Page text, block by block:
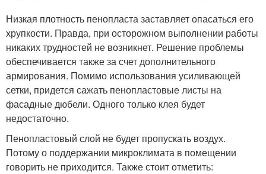
Низкая плотность пенопласта заставляет опасаться его
хрупкости. Правда, при осторожном выполнении работы
никаких трудностей не возникнет. Решение проблемы
обеспечивается также за счет дополнительного
армирования. Помимо использования усиливающей
сетки, придется сажать пенопластовые листы на
фасадные дюбели. Одного только клея будет
недостаточно.
Пенопластовый слой не будет пропускать воздух.
Потому о поддержании микроклимата в помещении
говорить не приходится. Также стоит отметить: